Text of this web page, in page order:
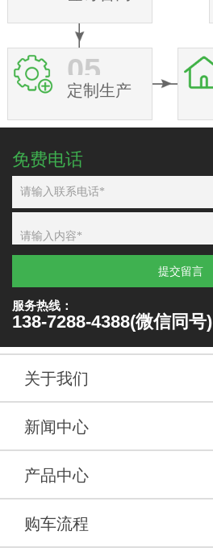
05
定制生产
免费电话
提交留言
服务热线：
138-7288-4388(微信同号)
关于我们
新闻中心
产品中心
购车流程